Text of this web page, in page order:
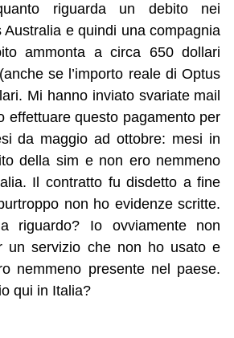
riguarda un debito nei
Australia e quindi una compagnia
ammonta a circa 650 dollari
se l’importo reale di Optus
Mi hanno inviato svariate mail
effettuare questo pagamento per
da maggio ad ottobre: mesi in
della sim e non ero nemmeno
Il contratto fu disdetto a fine
non ho evidenze scritte.
riguardo? Io ovviamente non
un servizio che non ho usato e
nemmeno presente nel paese.
qui in Italia?